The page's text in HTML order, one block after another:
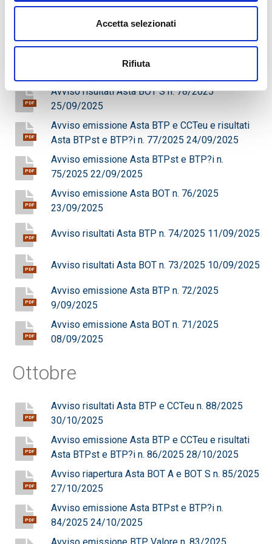
Accetta selezionati
Rifiuta
Settembre
Avviso risultati Asta BTP CCTeu n. 79/2025
PDF
Avviso risultati Asta BOT S n. 78/2025
25/09/2025
PDF
Avviso emissione Asta BTP e CCTeu e risultati
Asta BTPst e BTP?i n. 77/2025 24/09/2025
PDF
Avviso emissione Asta BTPst e BTP?i n.
75/2025 22/09/2025
PDF
Avviso emissione Asta BOT n. 76/2025
23/09/2025
PDF Avviso risultati Asta BTP n. 74/2025 11/09/2025
PDF Avviso risultati Asta BOT n. 73/2025 10/09/2025
PDF
Avviso emissione Asta BTP n. 72/2025
9/09/2025
PDF
Avviso emissione Asta BOT n. 71/2025
08/09/2025
Ottobre
PDF
Avviso risultati Asta BTP e CCTeu n. 88/2025
30/10/2025
PDF
Avviso emissione Asta BTP e CCTeu e risultati
Asta BTPst e BTP?i n. 86/2025 28/10/2025
PDF
Avviso riapertura Asta BOT A e BOT S n. 85/2025
27/10/2025
PDF
Avviso emissione Asta BTPst e BTP?i n.
84/2025 24/10/2025